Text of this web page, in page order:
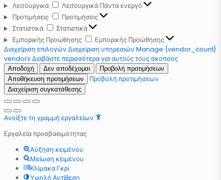
Λειτουργικά
Λειτουργικά Πάντα ενεργό
Προτιμήσεις
Προτιμήσεις
Στατιστικά
Στατιστικά
Εμπορικής Προώθησης
Εμπορικής Προώθησης
Διαχείριση επιλογών Διαχείριση υπηρεσιών Manage {vendor_count}
vendors Διαβάστε περισσότερα για αυτούς τους σκοπούς
Αποδοχή Δεν αποδέχομαι
Προβολή προτιμήσεων
Αποθήκευση προτιμήσεων
Προβολή προτιμήσεων
Διαχείριση συγκατάθεσης
Ανοίξτε τη γραμμή εργαλείων
Εργαλεία προσβασιμότητας
Αύξηση κειμένου
Μείωση κειμένου
Κλίμακα Γκρι
Υψηλή Αντίθεση